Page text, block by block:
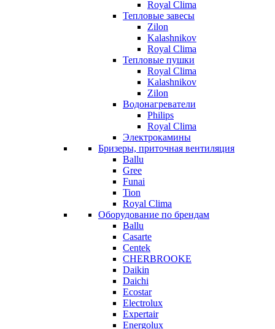
Royal Clima
Тепловые завесы
Zilon
Kalashnikov
Royal Clima
Тепловые пушки
Royal Clima
Kalashnikov
Zilon
Водонагреватели
Philips
Royal Clima
Электрокамины
Бризеры, приточная вентиляция
Ballu
Gree
Funai
Tion
Royal Clima
Оборудование по брендам
Ballu
Casarte
Centek
CHERBROOKE
Daikin
Daichi
Ecostar
Electrolux
Expertair
Energolux